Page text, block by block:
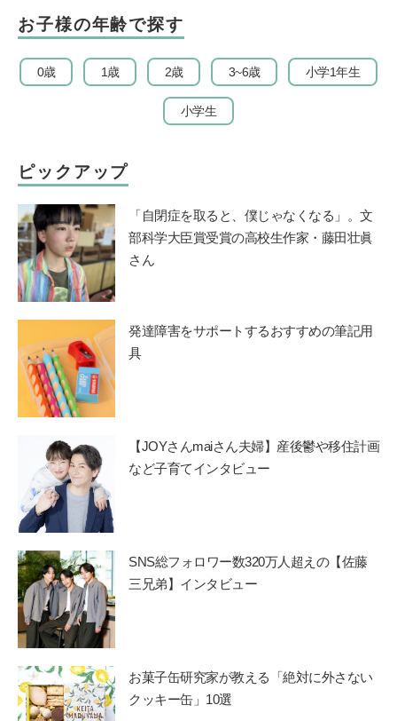
お子様の年齢で探す
0歳 1歳 2歳 3~6歳 小学1年生
小学生
ピックアップ
「自閉症を取ると、僕じゃなくなる」。文
部科学大臣賞受賞の高校生作家・藤田壮眞
さん
発達障害をサポートするおすすめの筆記用
具
【JOYさんmaiさん夫婦】産後鬱や移住計画
など子育てインタビュー
SNS総フォロワー数320万人超えの【佐藤
三兄弟】インタビュー
お菓子缶研究家が教える「絶対に外さない
クッキー缶」10選